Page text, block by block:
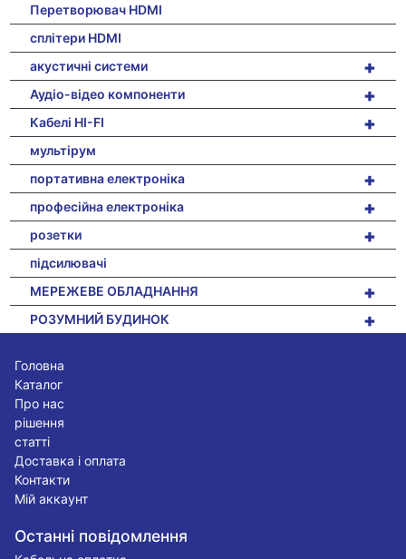
Перетворювач HDMI
сплітери HDMI
+
акустичні системи
+
Аудіо-відео компоненти
+
Кабелі HI-FI
мультірум
+
портативна електроніка
+
професійна електроніка
+
розетки
підсилювачі
+
МЕРЕЖЕВЕ ОБЛАДНАННЯ
+
РОЗУМНИЙ БУДИНОК
Головна
Каталог
Про нас
рішення
статті
Доставка і оплата
Контакти
Мій аккаунт
Останні повідомлення